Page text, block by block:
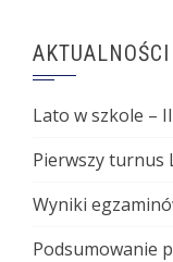
AKTUALNOŚCI
Lato w szkole –
Pierwszy turnus
Wyniki
Podsumowanie